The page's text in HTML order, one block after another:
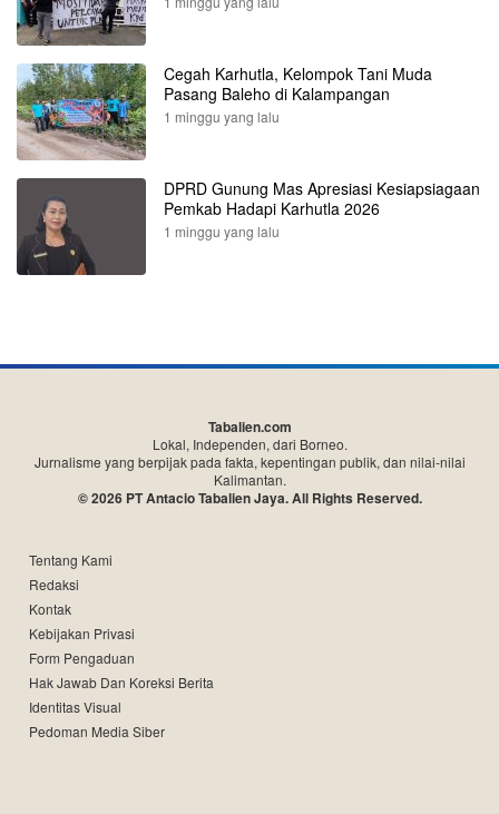
Cegah Karhutla, Kelompok Tani Muda
Pasang Baleho di Kalampangan
1 minggu yang lalu
DPRD Gunung Mas Apresiasi Kesiapsiagaan
Pemkab Hadapi Karhutla 2026
1 minggu yang lalu
Tabalien.com
Lokal, Independen, dari Borneo.
Jurnalisme yang berpijak pada fakta, kepentingan publik, dan nilai-nilai
Kalimantan.
© 2026 PT Antacio Tabalien Jaya. All Rights Reserved.
Tentang Kami
Redaksi
Kontak
Kebijakan Privasi
Form Pengaduan
Hak Jawab Dan Koreksi Berita
Identitas Visual
Pedoman Media Siber